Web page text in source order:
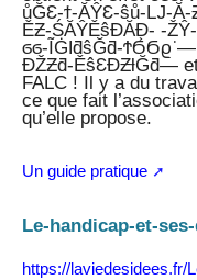
ůĞƐ-ϯ-ĂŶƐ-ŝů-Ǉ-Ă-
ĚƵ-ŚĂŶĚŝĐĂƉ͕- -
ϭϭ-ĨĠǀƌŝĞƌ-ϮϬϬϱ͘
ƉŽƵƌ-ĚŝƐĐƵƚĞƌ—
FALC ! Il y a du
ce que fait
qu’elle propose.
Un guide pratique
Le-handicap-et-
https://laviedesidees.fr/